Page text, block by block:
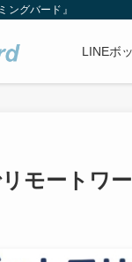
ングバード』
LINEボ
モートワ